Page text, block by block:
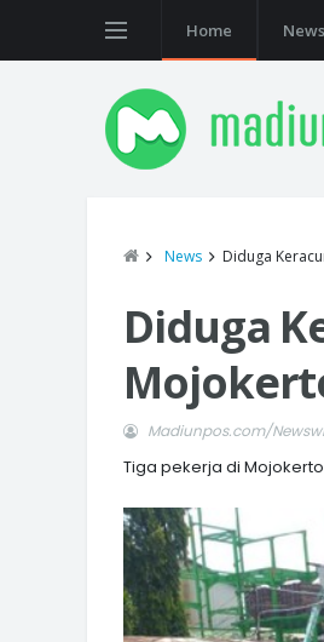
Home News
News Diduga
Diduga
Madiunpos.com/
Tiga pekerja di